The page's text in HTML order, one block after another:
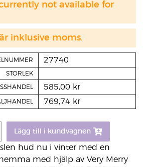
hud nu i vinter med en
med hjälp av Very Merry
27740
STORLEK
585,00 kr
769,74 kr
Lägg till i kundvagnen
not available for
inklusive moms.